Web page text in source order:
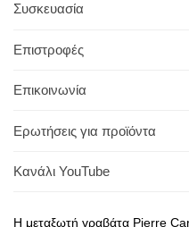
Συσκευασία
Επιστροφές
Επικοινωνία
Ερωτήσεις για προϊόντα
Κανάλι YouTube
Η μεταξωτή γραβάτα Pierre